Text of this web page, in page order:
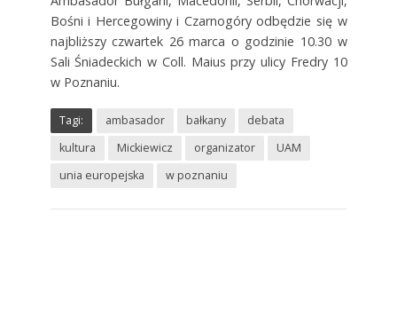
Bośni i Hercegowiny i Czarnogóry odbędzie się w
najbliższy czwartek 26 marca o godzinie 10.30 w
Sali Śniadeckich w Coll. Maius przy ulicy Fredry 10
w Poznaniu.
Tagi: ambasador bałkany
debata
kultura
Mickiewicz organizator
UAM
unia europejska
w poznaniu